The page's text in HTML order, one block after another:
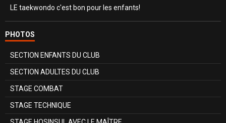
LE taekwondo c'est bon pour les enfants!
PHOTOS
SECTION ENFANTS DU CLUB
SECTION ADULTES DU CLUB
STAGE COMBAT
STAGE TECHNIQUE